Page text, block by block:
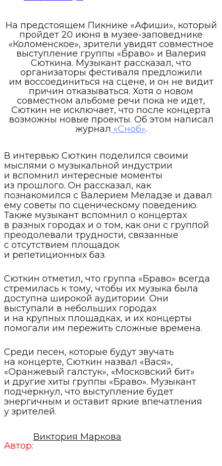
На предстоящем Пикнике «Афиши», который
пройдет 20 июня в музее-заповеднике
«Коломенское», зрители увидят совместное
выступление группы «Браво» и Валерия
Сюткина. Музыкант рассказал, что
организаторы фестиваля предложили
им воссоединиться на сцене, и он не видит
причин отказываться. Хотя о новом
совместном альбоме речи пока не идет,
Сюткин не исключает, что после концерта
возможны новые проекты. Об этом написал
журнал «Сноб».
В интервью Сюткин поделился своими
мыслями о музыкальной индустрии
и вспомнил интересные моменты
из прошлого. Он рассказал, как
познакомился с Валерием Меладзе и давал
ему советы по сценическому поведению.
Также музыкант вспомнил о концертах
в разных городах и о том, как они с группой
преодолевали трудности, связанные
с отсутствием площадок
и репетиционных баз.
Сюткин отметил, что группа «Браво» всегда
стремилась к тому, чтобы их музыка была
доступна широкой аудитории. Они
выступали в небольших городах
и на крупных площадках, и их концерты
помогали им пережить сложные времена.
Среди песен, которые будут звучать
на концерте, Сюткин назвал «Вася»,
«Оранжевый галстук», «Московский бит»
и другие хиты группы «Браво». Музыкант
подчеркнул, что выступление будет
энергичным и оставит яркие впечатления
у зрителей.
Автор:
Виктория Маркова